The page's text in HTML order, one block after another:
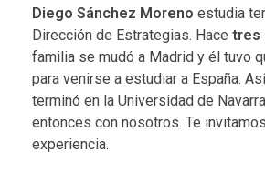
Diego Sánchez Moreno estudia
Dirección de Estrategias. Hace tres
familia se mudó a Madrid y él tuvo
para venirse a estudiar a España.
terminó en la Universidad de
entonces con nosotros. Te
experiencia.